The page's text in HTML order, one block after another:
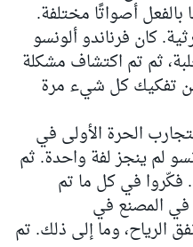
بالفعل أصواتًا مختلفة.
كان فرناندو ألونسو
ثم تم اكتشاف مشكلة
من تفكيك كل شيء مرة
الحرة الأولى في
لم ينجز لفة واحدة. ثم
في كل ما تم
في المصنع في
الرياح، وما إلى ذلك. تم